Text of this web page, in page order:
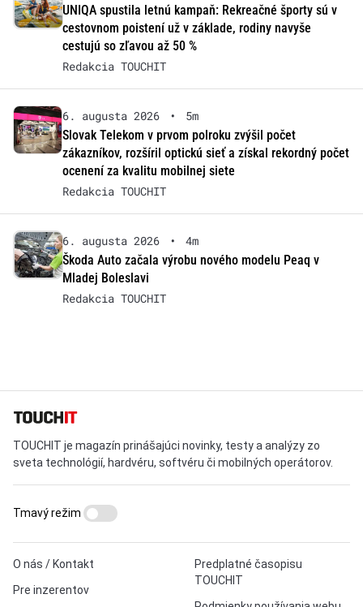
UNIQA spustila letnú kampaň: Rekreačné športy sú v
cestovnom poistení už v základe, rodiny navyše
cestujú so zľavou až 50 %
Redakcia TOUCHIT
6. augusta 2026 •
5m
Slovak Telekom v prvom polroku zvýšil počet
zákazníkov, rozšíril optickú sieť a získal rekordný počet
ocenení za kvalitu mobilnej siete
Redakcia TOUCHIT
6. augusta 2026 •
4m
Škoda Auto začala výrobu nového modelu Peaq v
Mladej Boleslavi
Redakcia TOUCHIT
TOUCHIT je magazín prinášajúci novinky, testy a analýzy zo
sveta technológií, hardvéru, softvéru či mobilných operátorov.
O nás / Kontakt
Pre inzerentov
Predplatné časopisu
TOUCHIT
Tmavý režim